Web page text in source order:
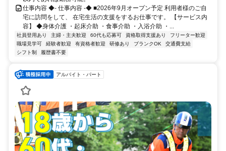
仕事内容 ◆- 仕事内容 -◆ ■2026年9月オープン予定 利用者様のご自
宅に訪問をして、 在宅生活の支援をするお仕事です。 【サービス内
容】 ◆身体介護 ・起床介助 ・食事介助 ・入浴介助 ・...
社員登用あり 主婦・主夫歓迎 60代も応募可 資格取得支援あり
フリーター歓迎
職場見学可
経験者歓迎 有資格者歓迎 研修あり ブランクOK
交通費支給
シフト制
履歴書不要
アルバイト・パート